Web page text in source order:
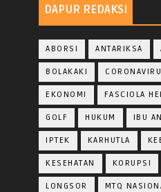
DAPUR REDAKSI
ABORSI ANTARIKSA
BOLAKAKI
EKONOMI FASCIOLA
GOLF HUKUM IBU
IPTEK KARHUTLA
KESEHATAN KORUPSI
LONGSOR MTQ